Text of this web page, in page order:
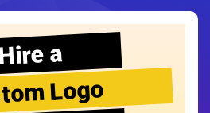
a
Logo